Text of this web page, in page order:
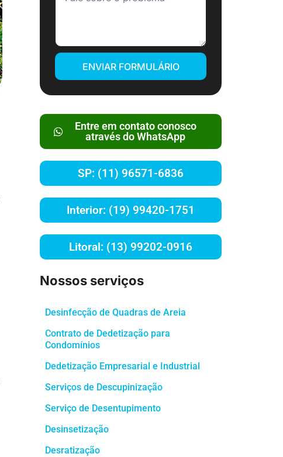
ENVIAR FORMULÁRIO
Entre em contato conosco
através do WhatsApp
SP: (11) 96571-6836
Interior: (19) 99420-1751
Litoral: (13) 99202-0916
Nossos serviços
Desinfecção de Quadras de Areia
Contrato de Dedetização para
Condomínios
Dedetização Empresarial e Industrial
Serviços de Descupinização
Serviço de Desentupimento
Desinsetização
Desratização